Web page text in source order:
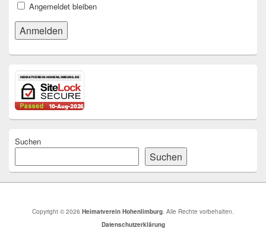
Angemeldet bleiben
Suchen
Suchen
Copyright © 2026 Heimatverein Hohenlimburg. Alle Rechte vorbehalten.
Datenschutzerklärung